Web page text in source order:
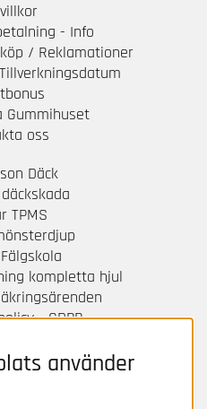
- Info
/ Reklamationer
Gummihuset
oss
Däck
TPMS
kompletta hjul
- GDPR
använder